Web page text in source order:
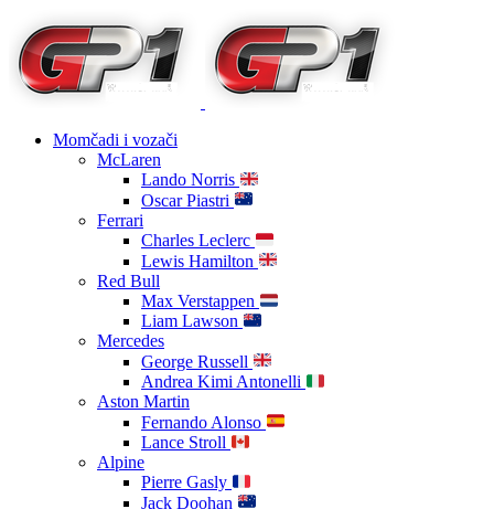
Momčadi i vozači
McLaren
Lando Norris
Oscar Piastri
Ferrari
Charles Leclerc
Lewis Hamilton
Red Bull
Max Verstappen
Liam Lawson
Mercedes
George Russell
Andrea Kimi Antonelli
Aston Martin
Fernando Alonso
Lance Stroll
Alpine
Pierre Gasly
Jack Doohan